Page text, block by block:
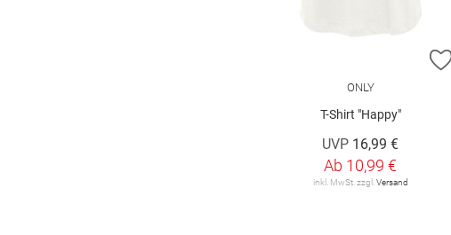
ONLY
T-Shirt "Happy"
UVP 16,99 €
Ab 10,99 €
inkl. MwSt. zzgl. Versand